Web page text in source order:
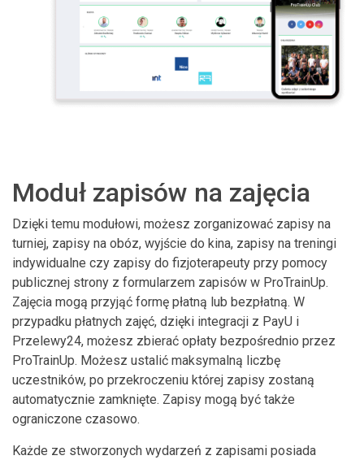
Moduł zapisów na zajęcia
Dzięki temu modułowi, możesz zorganizować zapisy na
turniej, zapisy na obóz, wyjście do kina, zapisy na treningi
indywidualne czy zapisy do fizjoterapeuty przy pomocy
publicznej strony z formularzem zapisów w ProTrainUp.
Zajęcia mogą przyjąć formę płatną lub bezpłatną. W
przypadku płatnych zajęć, dzięki integracji z PayU i
Przelewy24, możesz zbierać opłaty bezpośrednio przez
ProTrainUp. Możesz ustalić maksymalną liczbę
uczestników, po przekroczeniu której zapisy zostaną
automatycznie zamknięte. Zapisy mogą być także
ograniczone czasowo.
Każde ze stworzonych wydarzeń z zapisami posiada